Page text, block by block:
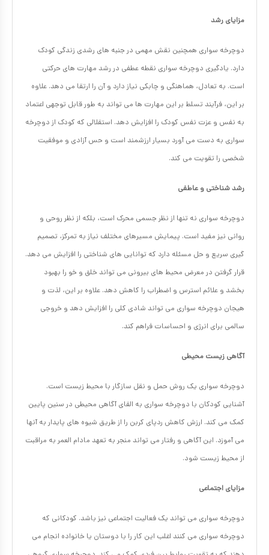
مزایای رشد
دوچرخه سواری همچنین نقش مهمی در جنبه های رشدی زندگی کودک
دارد. یادگیری دوچرخه سواری نقطه عطفی در رشد مهارت های حرکتی
است. به تعادل، هماهنگی و چابکی نیاز دارد و آن را ارتقا می دهد. علاوه
بر این، فرآیند تسلط بر این مهارت ها می تواند به طور قابل توجهی اعتماد
به نفس و عزت نفس کودک را افزایش دهد. استقلالی که کودک از دوچرخه
سواری به دست می آورد بسیار ارزشمند است و حس آزادی و موفقیت
شخصی را تقویت می کند.
رشد شناختی و عاطفی
دوچرخه سواری نه تنها از نظر جسمی محرک است، بلکه از نظر روحی و
روانی نیز مفید است. پیمایش مسیرهای مختلف نیاز به تمرکز، تصمیم
گیری سریع و حل مسئله دارد که توانایی های شناختی را افزایش می دهد.
قرار گرفتن در معرض محیط های بیرونی می تواند خلق و خو را بهبود
بخشد و علائم استرس و اضطراب را کاهش دهد. علاوه بر این، لذت و
هیجان دوچرخه سواری می تواند شادی کلی را افزایش دهد و خروجی
سالمی برای انرژی و احساسات فراهم کند.
آگاهی زیست محیطی
دوچرخه سواری یک روش حمل و نقل سازگار با محیط زیست است.
آشنایی کودکان با دوچرخه سواری به القای آگاهی محیطی در سنین پایین
کمک می کند. ارزش کاهش ردپای کربن را از طریق شیوه های پایدار به آنها
می آموزد. این آگاهی و رفتار می تواند منجر به تعهد مادام العمر به مراقبت
از محیط زیست شود.
مزایای اجتماعی
دوچرخه سواری می تواند یک فعالیت اجتماعی نیز باشد. کودکانی که
دوچرخه سواری می کنند اغلب این کار را با دوستان یا خانواده انجام می